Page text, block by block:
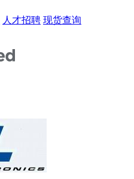
人才招聘 现货查询